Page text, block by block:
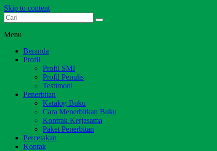
Skip to content
Dari Jambi untuk Indonesia
Menu
Beranda
Profil
Profil SMI
Profil Penulis
Testimoni
Penerbitan
Katalog Buku
Cara Menerbitkan Buku
Kontrak Kerjasama
Paket Penerbitan
Percetakan
Kontak